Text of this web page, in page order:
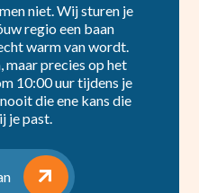
niet. Wij sturen je
regio een baan
warm van wordt.
maar precies op het
10:00 uur tijdens je
die ene kans die
je past.